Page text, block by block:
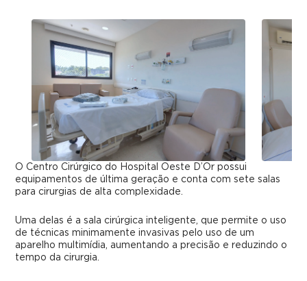
O Centro Cirúrgico do Hospital Oeste D’Or possui
equipamentos de última geração e conta com sete salas
para cirurgias de alta complexidade.
Uma delas é a sala cirúrgica inteligente, que permite o uso
de técnicas minimamente invasivas pelo uso de um
aparelho multimídia, aumentando a precisão e reduzindo o
tempo da cirurgia.